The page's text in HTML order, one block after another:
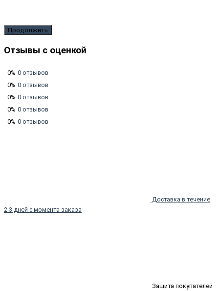
Продолжить
Отзывы с оценкой
0% 0 отзывов
0% 0 отзывов
0% 0 отзывов
0% 0 отзывов
0% 0 отзывов
Доставка в течение
2-3 дней с момента заказа
Защита покупателей